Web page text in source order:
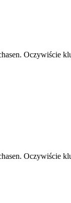
Oczywiście
Oczywiście